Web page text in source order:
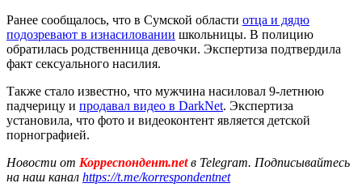
Ранее сообщалось, что в Сумской области отца и дядю
подозревают в изнасиловании школьницы. В полицию
обратилась родственница девочки. Экспертиза подтвердила
факт сексуального насилия.
Также стало известно, что мужчина насиловал 9-летнюю
падчерицу и продавал видео в DarkNet. Экспертиза
установила, что фото и видеоконтент является детской
порнографией.
Новости от Корреспондент.netв Telegram. Подписывайтесь
на наш канал https://t.me/korrespondentnet